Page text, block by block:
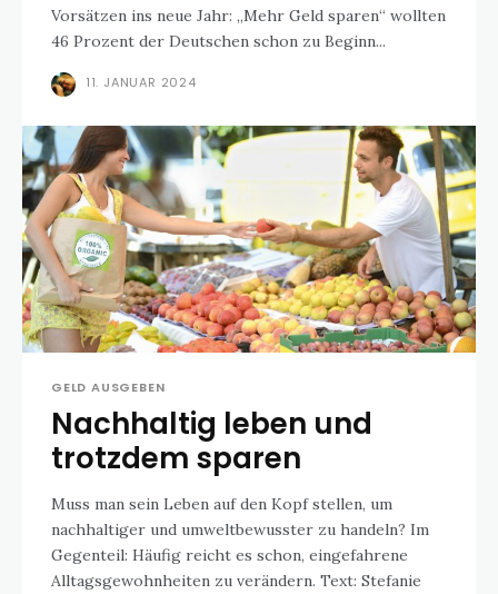
Vorsätzen ins neue Jahr: „Mehr Geld sparen“ wollten
46 Prozent der Deutschen schon zu Beginn...
11. JANUAR 2024
GELD AUSGEBEN
Nachhaltig leben und
trotzdem sparen
Muss man sein Leben auf den Kopf stellen, um
nachhaltiger und umweltbewusster zu handeln? Im
Gegenteil: Häufig reicht es schon, eingefahrene
Alltagsgewohnheiten zu verändern. Text: Stefanie